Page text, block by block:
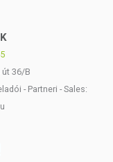
út 36/B
- Partneri - Sales: